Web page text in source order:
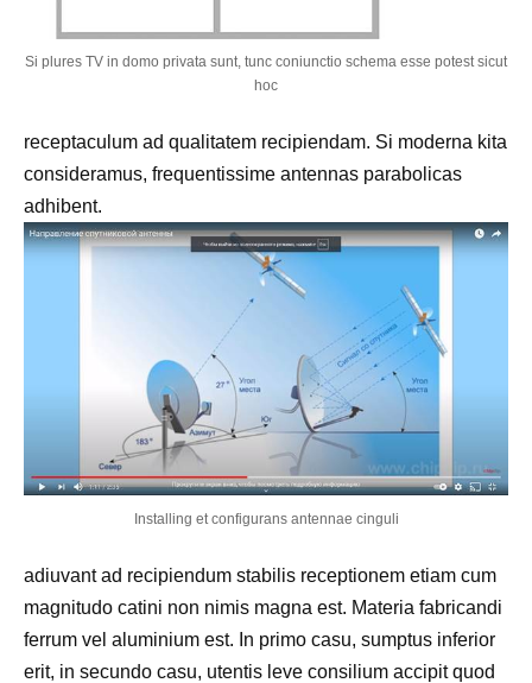
Si plures TV in domo privata sunt, tunc coniunctio schema esse potest sicut
hoc
receptaculum ad qualitatem recipiendam. Si moderna kita
consideramus, frequentissime antennas parabolicas
adhibent.
Installing et configurans antennae cinguli
adiuvant ad recipiendum stabilis receptionem etiam cum
magnitudo catini non nimis magna est. Materia fabricandi
ferrum vel aluminium est. In primo casu, sumptus inferior
erit, in secundo casu, utentis leve consilium accipit quod